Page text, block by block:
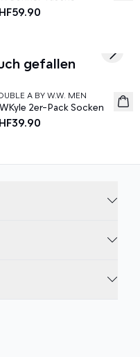
gefallen
A BY W.W. MEN
2er-Pack Socken
Next